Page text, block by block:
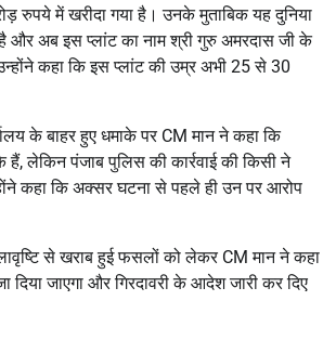
रुपये में खरीदा गया है। उनके मुताबिक यह दुनिया
और अब इस प्लांट का नाम श्री गुरु अमरदास जी के
कहा कि इस प्लांट की उम्र अभी 25 से 30
के बाहर हुए धमाके पर CM मान ने कहा कि
हैं, लेकिन पंजाब पुलिस की कार्रवाई की किसी ने
कहा कि अक्सर घटना से पहले ही उन पर आरोप
से खराब हुई फसलों को लेकर CM मान ने कहा
दिया जाएगा और गिरदावरी के आदेश जारी कर दिए